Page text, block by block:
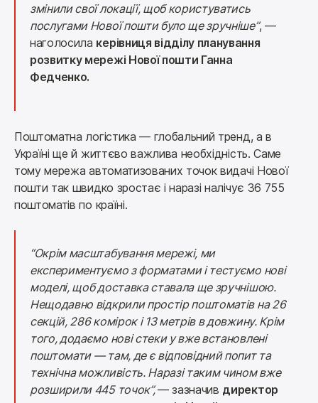
змінили свої локації, щоб користуватись
послугами Нової пошти було ще зручніше”, —
наголосила керівниця відділу планування
розвитку мережі Нової пошти Ганна
Федченко.
Поштоматна логістика — глобальний тренд, а в
Україні ще й життєво важлива необхідність. Саме
тому мережа автоматизованих точок видачі Нової
пошти так швидко зростає і наразі налічує 36 755
поштоматів по країні.
“Окрім масштабування мережі, ми
експериментуємо з форматами і тестуємо нові
моделі, щоб доставка ставала ще зручнішою.
Нещодавно відкрили простір поштоматів на 26
секцій, 286 комірок і 13 метрів в довжину. Крім
того, додаємо нові стеки у вже встановлені
поштомати — там, де є відповідний попит та
технічна можливість. Наразі таким чином вже
розширили 445 точок”, — зазначив директор